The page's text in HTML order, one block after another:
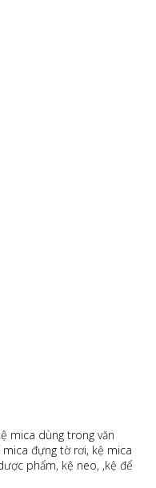
mica dùng trong văn
đựng tờ rơi, kệ mica
phẩm, kệ neo, ,kệ để